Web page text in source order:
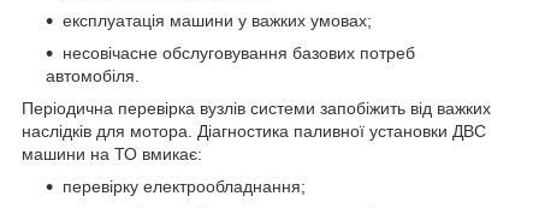
експлуатація машини у важких умовах;
несовічасне обслуговування базових потреб
автомобіля.
Періодична перевірка вузлів системи запобіжить від важких
наслідків для мотора. Діагностика паливної установки ДВС
машини на ТО вмикає:
перевірку електрообладнання;